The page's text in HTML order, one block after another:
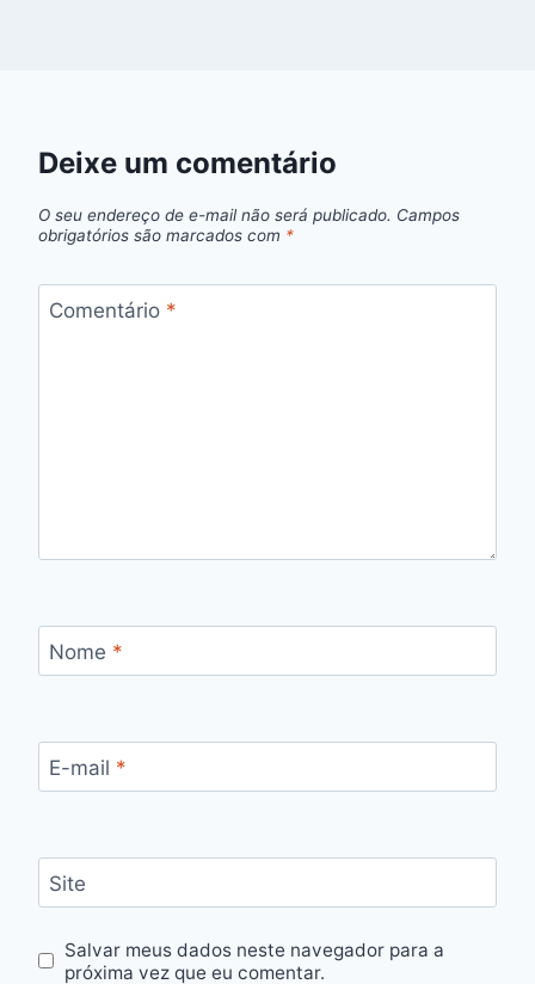
Deixe um comentário
O seu endereço de e-mail não será publicado. Campos
obrigatórios são marcados com *
Comentário *
Nome *
E-mail *
Site
Salvar meus dados neste navegador para a
próxima vez que eu comentar.